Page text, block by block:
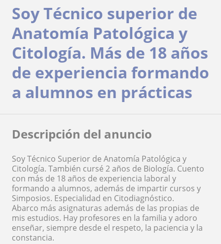
Soy Técnico superior de
Anatomía Patológica y
Citología. Más de 18 años
de experiencia formando
a alumnos en prácticas
Descripción del anuncio
Soy Técnico Superior de Anatomía Patológica y
Citología. También cursé 2 años de Biología. Cuento
con más de 18 años de experiencia laboral y
formando a alumnos, además de impartir cursos y
Simposios. Especialidad en Citodiagnóstico.
Abarco más asignaturas además de las propias de
mis estudios. Hay profesores en la familia y adoro
enseñar, siempre desde el respeto, la paciencia y la
constancia.